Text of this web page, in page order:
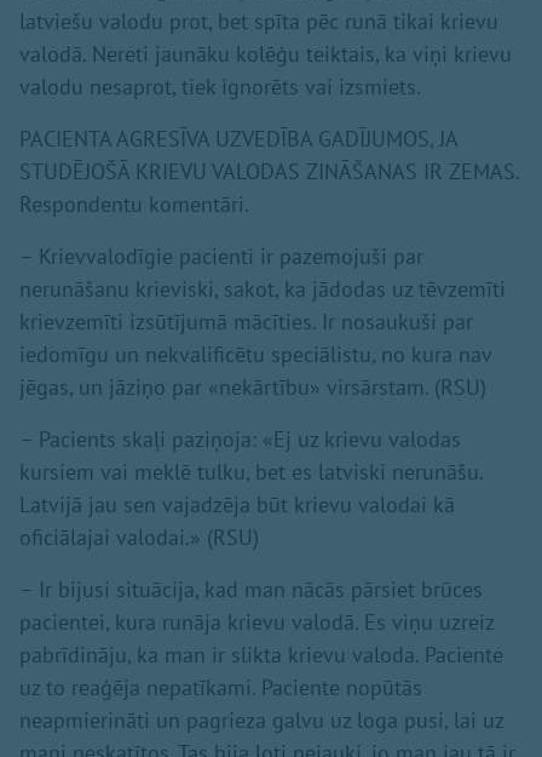
latviešu valodu prot, bet spīta pēc runā tikai krievu
valodā. Nereti jaunāku kolēģu teiktais, ka viņi krievu
valodu nesaprot, tiek ignorēts vai izsmiets.
PACIENTA AGRESĪVA UZVEDĪBA GADĪJUMOS, JA
STUDĒJOŠĀ KRIEVU VALODAS ZINĀŠANAS IR ZEMAS.
Respondentu komentāri.
– Krievvalodīgie pacienti ir pazemojuši par
nerunāšanu krieviski, sakot, ka jādodas uz tēvzemīti
krievzemīti izsūtījumā mācīties. Ir nosaukuši par
iedomīgu un nekvalificētu speciālistu, no kura nav
jēgas, un jāziņo par «nekārtību» virsārstam. (RSU)
– Pacients skaļi paziņoja: «Ej uz krievu valodas
kursiem vai meklē tulku, bet es latviski nerunāšu.
Latvijā jau sen vajadzēja būt krievu valodai kā
oficiālajai valodai.» (RSU)
– Ir bijusi situācija, kad man nācās pārsiet brūces
pacientei, kura runāja krievu valodā. Es viņu uzreiz
pabrīdināju, ka man ir slikta krievu valoda. Paciente
uz to reaģēja nepatīkami. Paciente nopūtās
neapmierināti un pagrieza galvu uz loga pusi, lai uz